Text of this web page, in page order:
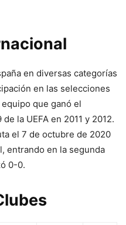
en diversas categorías
en las selecciones
que ganó el
la UEFA en 2011 y 2012.
el 7 de octubre de 2020
entrando en la segunda
0-0.